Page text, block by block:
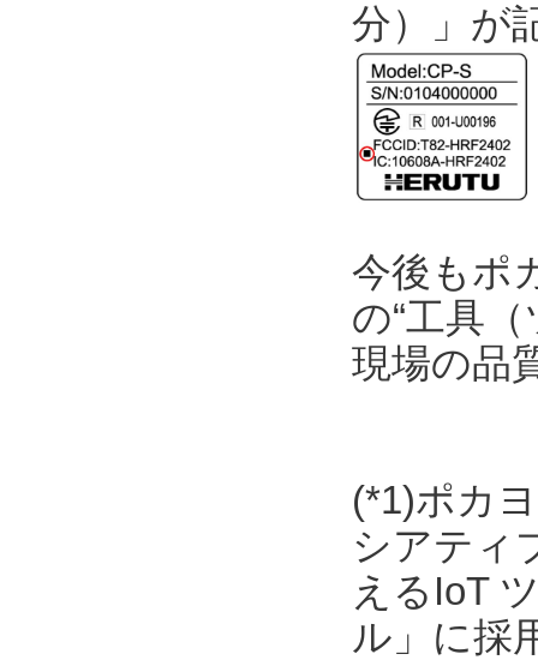
分）」が
今後もポ
の“工具
現場の品
(*1)ポカ
シアティ
えるIoT
ル」に採